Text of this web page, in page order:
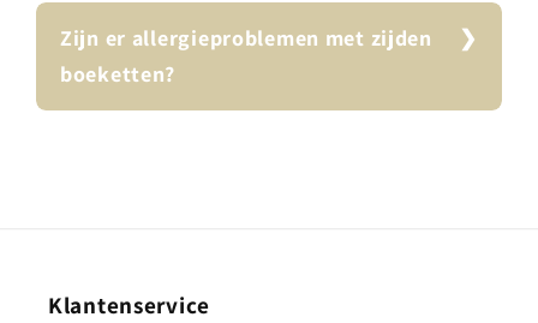
Zijn er allergieproblemen met zijden
boeketten?
Klantenservice